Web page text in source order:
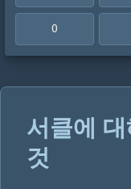
0
서클에
것